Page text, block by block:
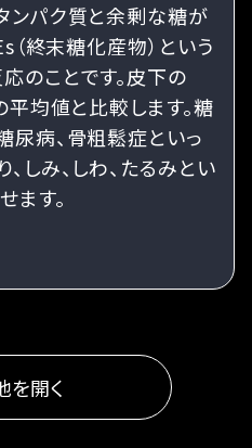
ンパク質と余剰な糖が
（終末糖化産物）という
のことです。皮下の
均値と比較します。糖
尿病、骨粗鬆症といっ
しみ、しわ、たるみとい
ます。
を開く